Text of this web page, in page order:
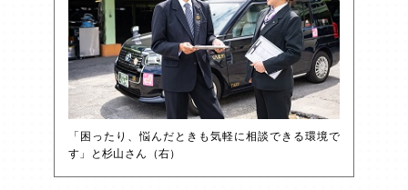
「困ったり、悩んだときも気軽に相談できる環境で
す」と杉山さん（右）